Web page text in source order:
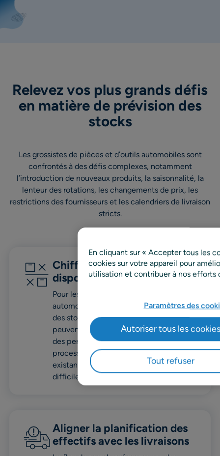
Relevez vos plus grands défis
en matière de prévision des
stocks
Les grossistes de pièces et d’outils automobiles sont
confrontés à des défis complexes, notamment
l’introduction de nouveaux produits, la saisonnalité, la
lenteur des rotations, les changements de prix, les
restrictions des fournisseurs et les calendriers de livraison
stricts.
Chiffre d’affaires et
disponibilité
Pour les grossistes de pièces
automobiles, les défis liés à la rotation
des stocks et à la faible disponibilité
peuvent entraîner des coûts élevés et
des pertes de ventes. Le recours à des
processus manuels et à des systèmes
existants déconnectés peut rendre
difficile la résolution de ces défis.
Aligner la planification des
effectifs avec les livraisons
En cliquant sur « Accepter tous les
cookies sur votre appareil pour
utilisation et contribuer à nos efforts
Paramètres des
Tout refuser
Autoriser tous les cookies